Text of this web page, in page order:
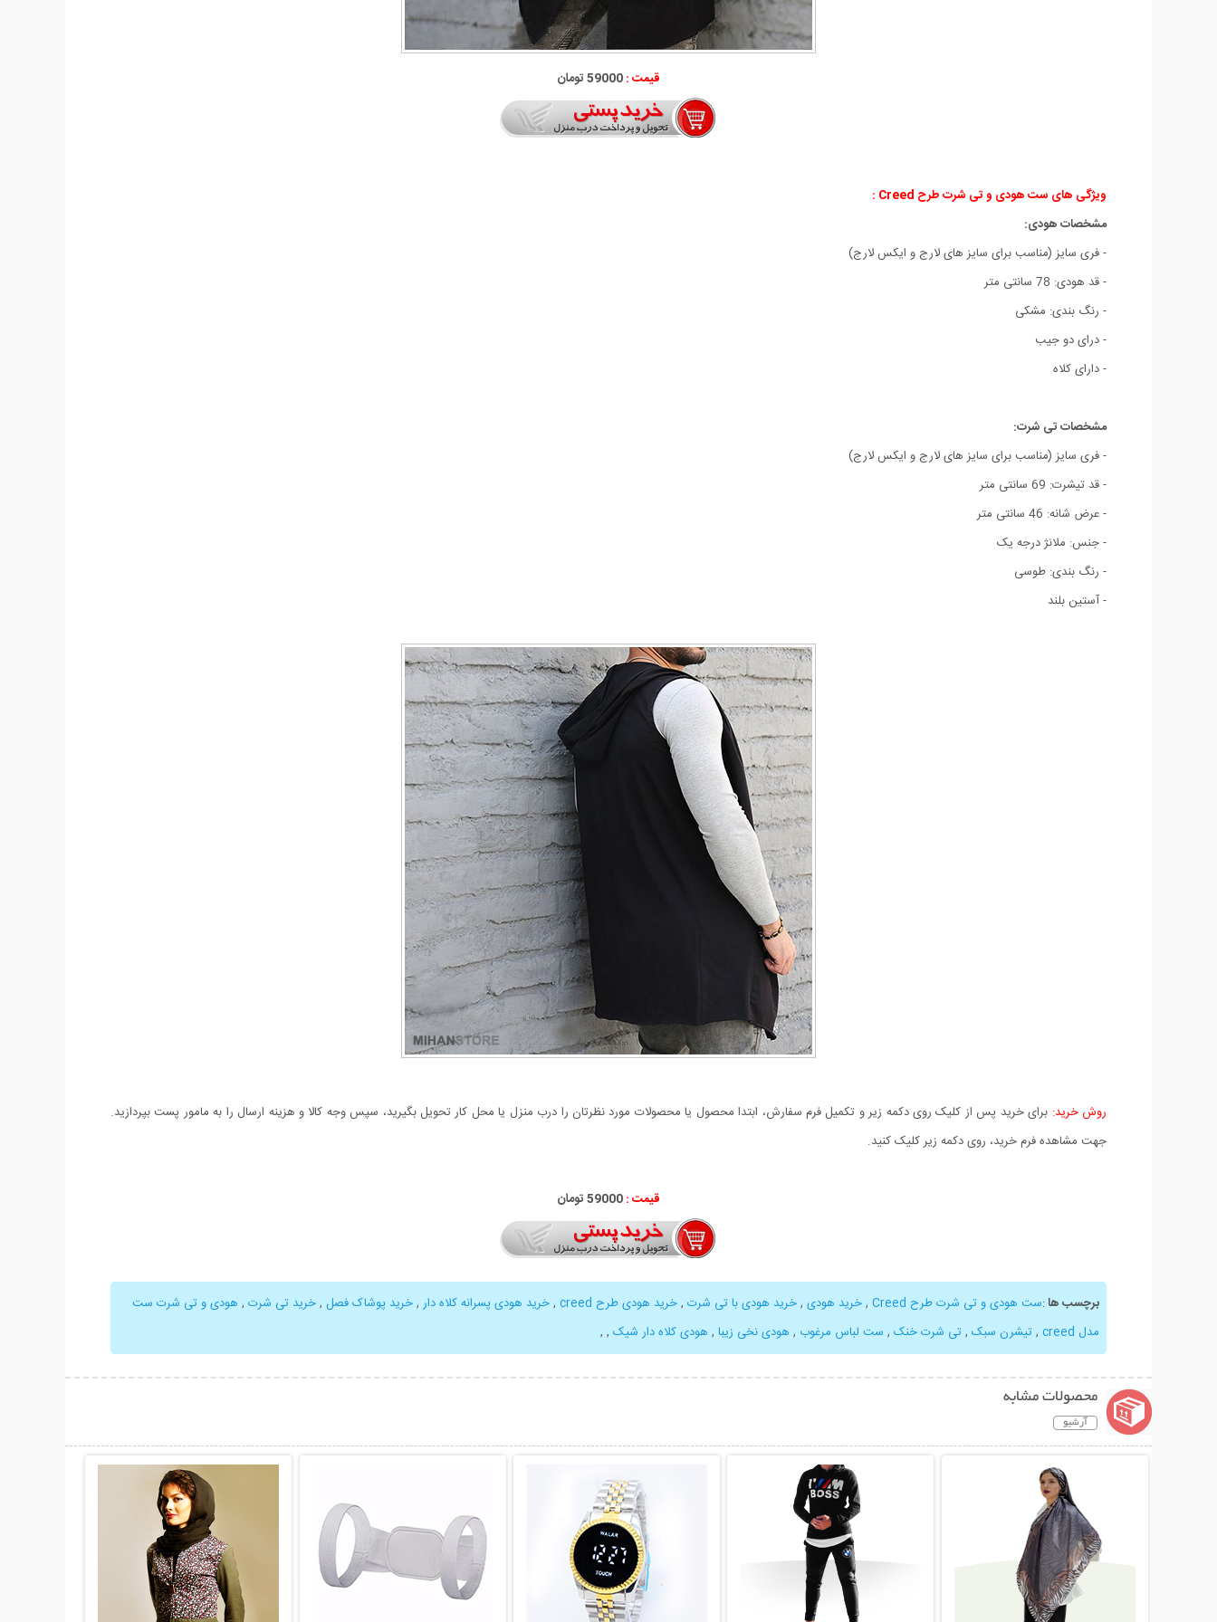
قیمت :59000 تومان
ویژگی های ست هودی و تی شرت طرح Creed :
مشخصات هودی:
- فری سایز (مناسب برای سایز های لارج و ایکس لارج)
- قد هودی: 78 سانتی متر
- رنگ بندی: مشکی
- درای دو جیب
- دارای کلاه
مشخصات تی شرت:
- فری سایز (مناسب برای سایز های لارج و ایکس لارج)
- قد تیشرت: 69 سانتی متر
- عرض شانه: 46 سانتی متر
- جنس: ملانژ درجه یک
- رنگ بندی: طوسی
- آستین بلند
روش خرید: برای خرید پس از کلیک روی دکمه زیر و تکمیل فرم سفارش، ابتدا محصول یا محصولات مورد نظرتان را درب منزل یا محل کار تحویل بگیرید، سپس وجه کالا و هزینه ارسال را به مامور پست بپردازید.
جهت مشاهده فرم خرید، روی دکمه زیر کلیک کنید.
قیمت :59000 تومان
برچسب ها:ست هودی و تی شرت طرح Creed ,خرید هودی ,خرید هودی با تی شرت ,خرید هودی طرح creed ,خرید هودی پسرانه کلاه دار ,خرید پوشاک فصل ,خرید تی شرت , هودی و تی شرت ست
مدل creed
, تیشرن سبک , تی شرت خنک , ست لباس مرغوب , هودی نخی زیبا , هودی کلاه دار شیک ,
,
محصولات مشابه
آرشیو